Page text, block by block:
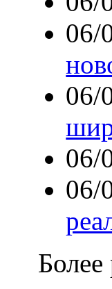
06/
06/
06/
06/
Более